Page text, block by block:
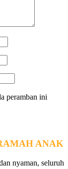
peramban ini
ANAK
nyaman, seluruh